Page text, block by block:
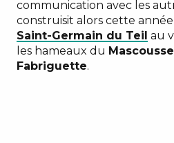
communication avec les
construisit alors cette
Saint-Germain du Teil au
les hameaux du Mascoussel
Fabriguette.